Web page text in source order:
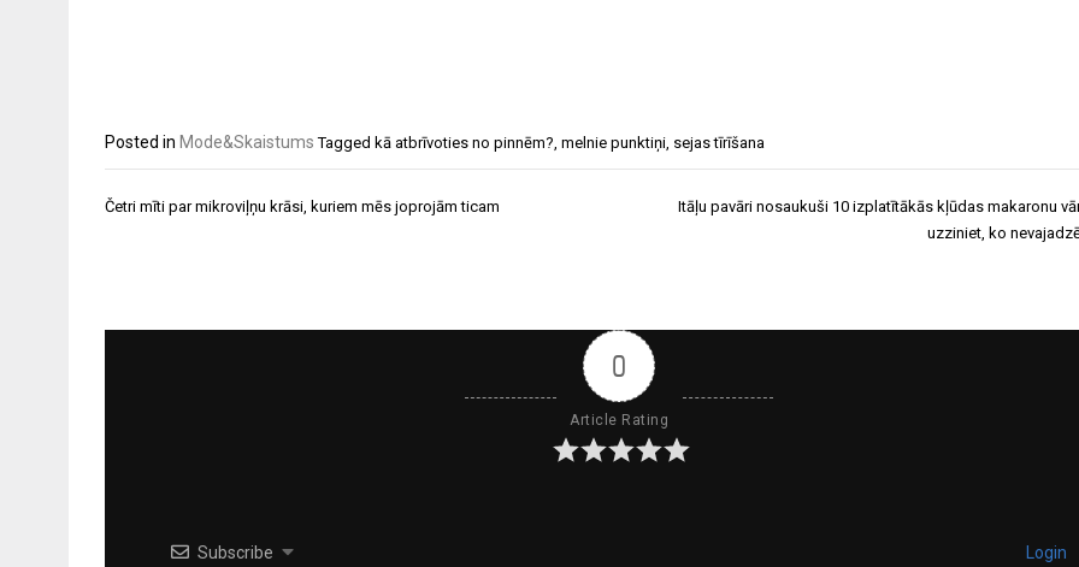
Posted in Mode&Skaistums Tagged kā atbrīvoties no pinnēm?, melnie punktiņi, sejas tīrīšana
Ziņu
Četri mīti par mikroviļņu krāsi, kuriem mēs joprojām ticam
Itāļu pavāri nosaukuši 10 izplatītākās kļūdas makaronu
uzziniet, ko
0
Article Rating
Subscribe Login